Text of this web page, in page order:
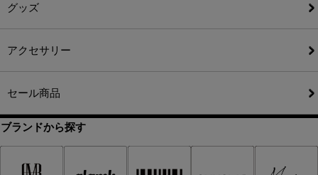
グッズ
アクセサリー
セール商品
ブランドから探す